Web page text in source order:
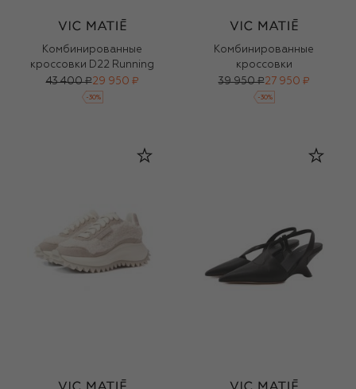
Комбинированные
кроссовки D22 Running
43 400 ₽29 950 ₽
-30%
Комбинированные
кроссовки
39 950 ₽27 950 ₽
-30%